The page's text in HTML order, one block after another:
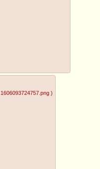
, 1606093724757.png )